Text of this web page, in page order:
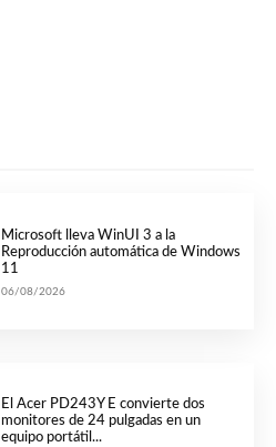
Microsoft lleva WinUI 3 a la
Reproducción automática de Windows
11
06/08/2026
El Acer PD243Y E convierte dos
monitores de 24 pulgadas en un
equipo portátil...